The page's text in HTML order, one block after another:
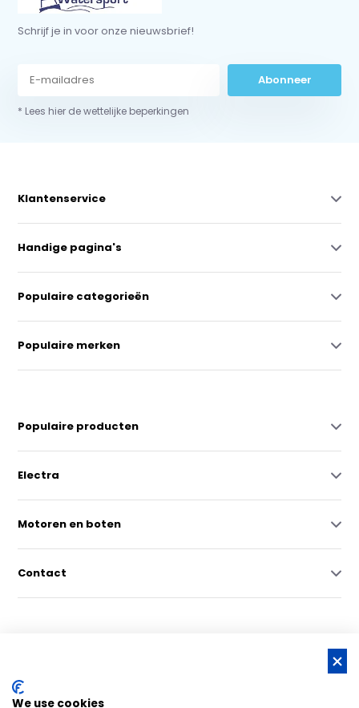
Schrijf je in voor onze nieuwsbrief!
Abonneer
* Lees hier de wettelijke beperkingen
Klantenservice
Handige pagina's
Populaire categorieën
Populaire merken
Populaire producten
Electra
Motoren en boten
Contact
We use cookies